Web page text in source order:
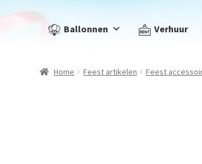
Ballonnen Verhuur
Home Feest artikelen Feest